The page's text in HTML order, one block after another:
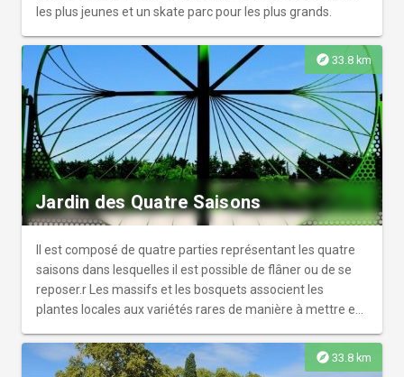
les plus jeunes et un skate parc pour les plus grands.
explore 33.8 km
Jardin des Quatre Saisons
Il est composé de quatre parties représentant les quatre
saisons dans lesquelles il est possible de flâner ou de se
reposer.r Les massifs et les bosquets associent les
plantes locales aux variétés rares de manière à mettre en
selon ses goûts, le dessin des allées et de perspectives, la
couleur des massifs, ou les collections végétales.r Les
explore 33.8 km